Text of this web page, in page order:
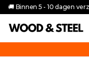
🚚 Binnen 5 - 10 dagen